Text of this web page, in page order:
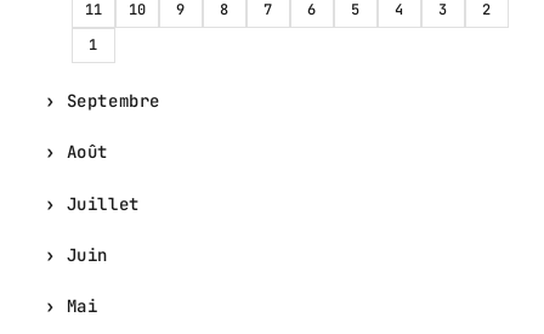
11
10 9 8 7 6 5 4 3
2
1
Septembre
Août
Juillet
Juin
Mai